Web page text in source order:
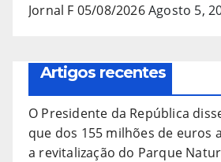
Jornal F 05/08/2026Agosto 5,
Artigos recentes
O Presidente da República
que dos 155 milhões de euros
a revitalização do Parque